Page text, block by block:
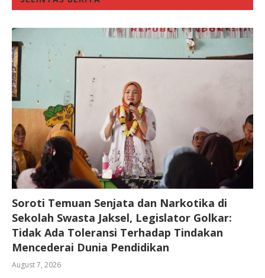
Soroti Temuan Senjata dan Narkotika di
Sekolah Swasta Jaksel, Legislator Golkar:
Tidak Ada Toleransi Terhadap Tindakan
Mencederai Dunia Pendidikan
August 7, 2026